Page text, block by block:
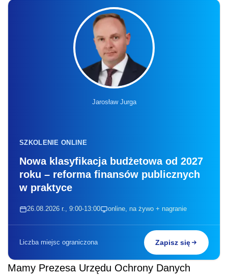
Jarosław Jurga
SZKOLENIE ONLINE
Nowa klasyfikacja budżetowa od 2027
roku – reforma finansów publicznych
w praktyce
26.08.2026 r., 9:00-13:00 online, na żywo + nagranie
Liczba miejsc ograniczona Zapisz się
Mamy Prezesa Urzędu Ochrony Danych